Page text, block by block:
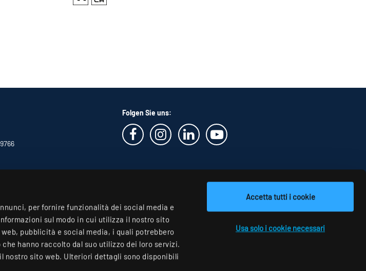
per fornire funzionalità dei social media e
sul modo in cui utilizza il nostro sito
pubblicità e social media, i quali potrebbero
hanno raccolto dal suo utilizzo dei loro servizi.
nostro sito web. Ulteriori dettagli sono disponibili
Accetta tutti i cookie
Usa solo i cookie necessari
Folgen Sie uns: